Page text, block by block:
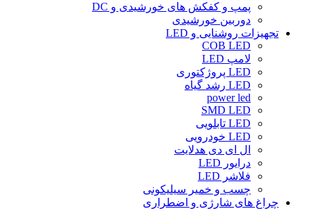
پمپ و کفکش های خورشیدی و DC
دوربین خورشیدی
تجهیزات روشنایی و LED
COB LED
لامپ LED
LED پروژکتوری
LED رشد گیاه
power led
SMD LED
LED تابلویی
LED خودرویی
ال ای دی هدلایت
درایور LED
فلاشر LED
چسب و خمیر سیلیکونی
چراغ های شارژی و اضطراری